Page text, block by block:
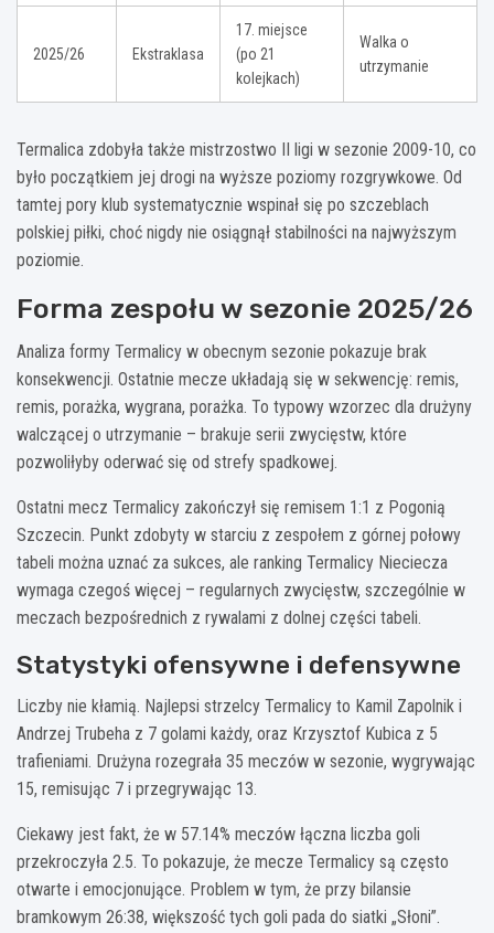
2025/26 Ekstraklasa
17. miejsce
(po 21
kolejkach)
Walka o
utrzymanie
Termalica zdobyła także mistrzostwo II ligi w sezonie 2009-10, co
było początkiem jej drogi na wyższe poziomy rozgrywkowe. Od
tamtej pory klub systematycznie wspinał się po szczeblach
polskiej piłki, choć nigdy nie osiągnął stabilności na najwyższym
poziomie.
Forma zespołu w sezonie 2025/26
Analiza formy Termalicy w obecnym sezonie pokazuje brak
konsekwencji. Ostatnie mecze układają się w sekwencję: remis,
remis, porażka, wygrana, porażka. To typowy wzorzec dla drużyny
walczącej o utrzymanie – brakuje serii zwycięstw, które
pozwoliłyby oderwać się od strefy spadkowej.
Ostatni mecz Termalicy zakończył się remisem 1:1 z Pogonią
Szczecin. Punkt zdobyty w starciu z zespołem z górnej połowy
tabeli można uznać za sukces, ale ranking Termalicy Nieciecza
wymaga czegoś więcej – regularnych zwycięstw, szczególnie w
meczach bezpośrednich z rywalami z dolnej części tabeli.
Statystyki ofensywne i defensywne
Liczby nie kłamią. Najlepsi strzelcy Termalicy to Kamil Zapolnik i
Andrzej Trubeha z 7 golami każdy, oraz Krzysztof Kubica z 5
trafieniami. Drużyna rozegrała 35 meczów w sezonie, wygrywając
15, remisując 7 i przegrywając 13.
Ciekawy jest fakt, że w 57.14% meczów łączna liczba goli
przekroczyła 2.5. To pokazuje, że mecze Termalicy są często
otwarte i emocjonujące. Problem w tym, że przy bilansie
bramkowym 26:38, większość tych goli pada do siatki „Słoni”.